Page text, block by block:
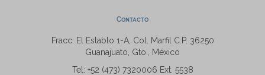
Contacto
Fracc. El Establo 1-A, Col. Marfil C.P. 36250
Guanajuato, Gto., México
Tel: +52 (473) 7320006 Ext. 5538